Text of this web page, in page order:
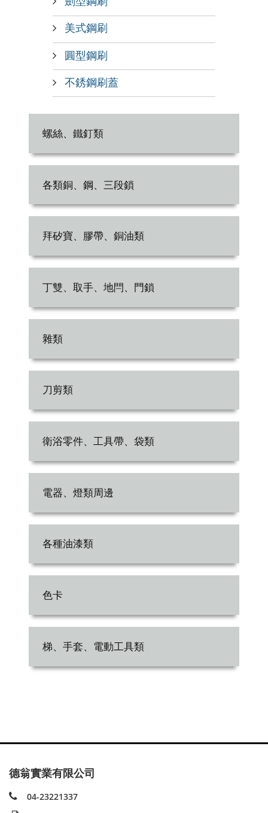
美式鋼刷
圓型鋼刷
不銹鋼刷蓋
螺絲、鐵釘類
各類銅、鋼、三段鎖
拜矽寶、膠帶、銅油類
丁雙、取手、地閂、門鎖
雜類
刀剪類
衛浴零件、工具帶、袋類
電器、燈類周邊
各種油漆類
色卡
梯、手套、電動工具類
德翁實業有限公司
04-23221337